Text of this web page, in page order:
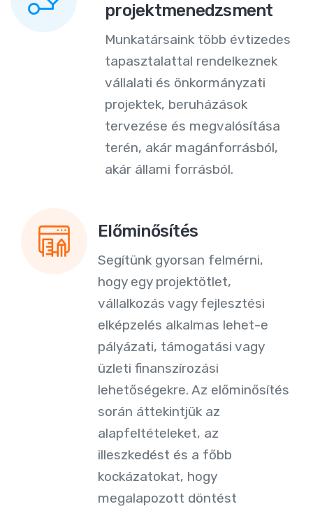
projektmenedzsment
Munkatársaink több évtizedes
tapasztalattal rendelkeznek
vállalati és önkormányzati
projektek, beruházások
tervezése és megvalósítása
terén, akár magánforrásból,
akár állami forrásból.
Előminősítés
Segítünk gyorsan felmérni,
hogy egy projektötlet,
vállalkozás vagy fejlesztési
elképzelés alkalmas lehet-e
pályázati, támogatási vagy
üzleti finanszírozási
lehetőségekre. Az előminősítés
során áttekintjük az
alapfeltételeket, az
illeszkedést és a főbb
kockázatokat, hogy
megalapozott döntést